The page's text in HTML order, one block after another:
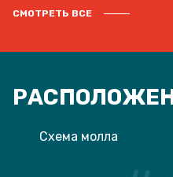
СМОТРЕТЬ ВСЕ
Схема молла